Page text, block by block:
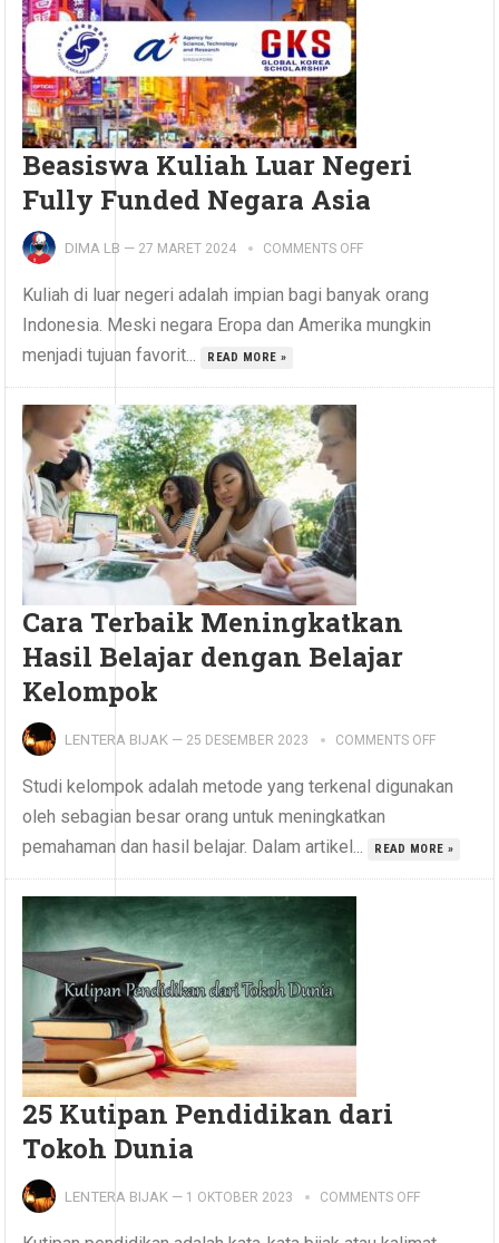
Beasiswa Kuliah Luar Negeri
Fully Funded Negara Asia
DIMA LB — 27 MARET 2024 COMMENTS OFF
Kuliah di luar negeri adalah impian bagi banyak orang
Indonesia. Meski negara Eropa dan Amerika mungkin
menjadi tujuan favorit...
READ MORE »
Cara Terbaik Meningkatkan
Hasil Belajar dengan Belajar
Kelompok
LENTERA BIJAK — 25 DESEMBER 2023 COMMENTS OFF
Studi kelompok adalah metode yang terkenal digunakan
oleh sebagian besar orang untuk meningkatkan
pemahaman dan hasil belajar. Dalam artikel...
READ MORE »
25 Kutipan Pendidikan dari
Tokoh Dunia
LENTERA BIJAK — 1 OKTOBER 2023 COMMENTS OFF